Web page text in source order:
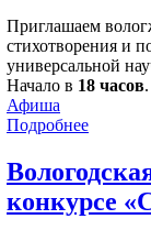
Приглашаем
стихотворения и
универсальной
Начало в 18 часов.
Афиша
Подробнее
конкурсе